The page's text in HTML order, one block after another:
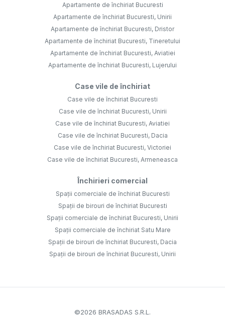
Apartamente de închiriat Bucuresti
Apartamente de închiriat Bucuresti, Unirii
Apartamente de închiriat Bucuresti, Dristor
Apartamente de închiriat Bucuresti, Tineretului
Apartamente de închiriat Bucuresti, Aviatiei
Apartamente de închiriat Bucuresti, Lujerului
Case vile de închiriat
Case vile de închiriat Bucuresti
Case vile de închiriat Bucuresti, Unirii
Case vile de închiriat Bucuresti, Aviatiei
Case vile de închiriat Bucuresti, Dacia
Case vile de închiriat Bucuresti, Victoriei
Case vile de închiriat Bucuresti, Armeneasca
Închirieri comercial
Spații comerciale de închiriat Bucuresti
Spații de birouri de închiriat Bucuresti
Spații comerciale de închiriat Bucuresti, Unirii
Spații comerciale de închiriat Satu Mare
Spații de birouri de închiriat Bucuresti, Dacia
Spații de birouri de închiriat Bucuresti, Unirii
©2026 BRASADAS S.R.L.